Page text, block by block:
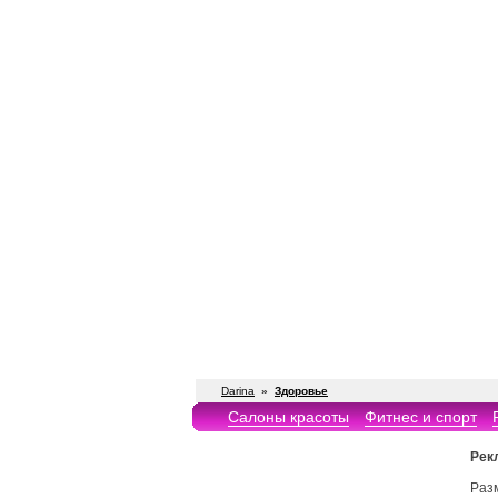
Darina » Здоровье
Салоны красоты Фитнес и спорт